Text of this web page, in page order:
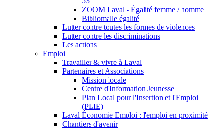
ZOOM Laval - Égalité femme / homme
Bibliomalle égalité
Lutter contre toutes les formes de violences
Lutter contre les discriminations
Les actions
Emploi
Travailler & vivre à Laval
Partenaires et Associations
Mission locale
Centre d'Information Jeunesse
Plan Local pour l'Insertion et l'Emploi
(PLIE)
Laval Économie Emploi : l'emploi en proximité
Chantiers d'avenir